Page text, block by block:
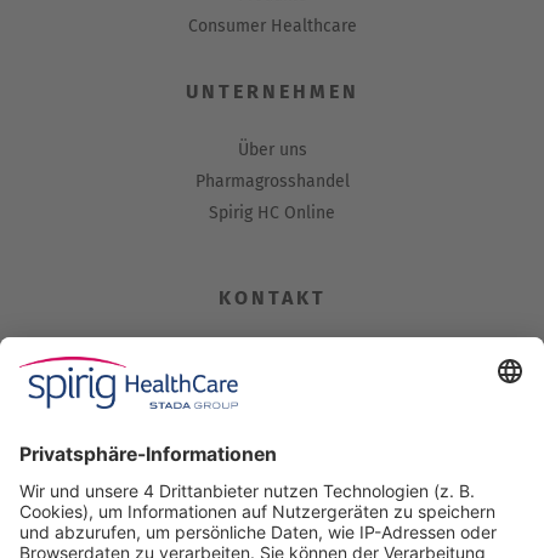
Consumer Healthcare
UNTERNEHMEN
Über uns
Pharmagrosshandel
Spirig HC Online
KONTAKT
Industriestrasse 30
CH-4622 Egerkingen
Tel. +41 62 388 85 00
info@spirig-healthcare.ch
Pharmakovigilanz